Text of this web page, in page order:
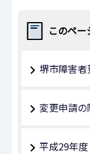
このペ
堺市障害
変更申請
平成29年度